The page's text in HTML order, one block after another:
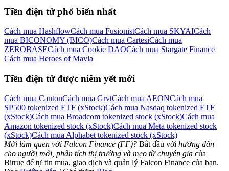
Tiền điện tử phổ biến nhất
Cách mua HashflowCách mua FusionistCách mua SKYAICách
mua BICONOMY (BICO)Cách mua CartesiCách mua
ZEROBASECách mua Cookie DAOCách mua Stargate Finance
Cách mua Heroes of Mavia
Tiền điện tử được niêm yết mới
Cách mua CantonCách mua GrvtCách mua AEONCách mua
SP500 tokenized ETF (xStock)Cách mua Nasdaq tokenized ETF
(xStock)Cách mua Broadcom tokenized stock (xStock)Cách mua
Amazon tokenized stock (xStock)Cách mua Meta tokenized stock
(xStock)Cách mua Alphabet tokenized stock (xStock)
Mới làm quen với Falcon Finance (FF)? Bắt đầu với hướng dẫn
cho người mới, phân tích thị trường và mẹo từ chuyên gia của
Bitrue để tự tin mua, giao dịch và quản lý Falcon Finance của bạn.